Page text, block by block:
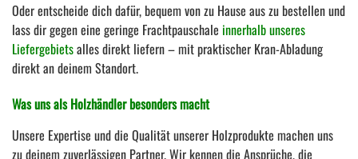
Oder entscheide dich dafür, bequem von zu Hause aus zu bestellen und
lass dir gegen eine geringe Frachtpauschale innerhalb unseres
Liefergebietsalles direkt liefern – mit praktischer Kran-Abladung
direkt an deinem Standort.
Was uns als Holzhändler besonders macht
Unsere Expertise und die Qualität unserer Holzprodukte machen uns
zu deinem zuverlässigen Partner. Wir kennen die Ansprüche, die